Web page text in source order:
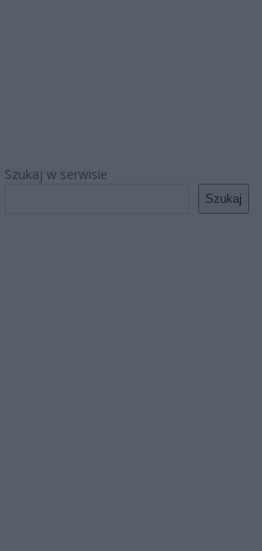
Szukaj w serwisie
Szukaj